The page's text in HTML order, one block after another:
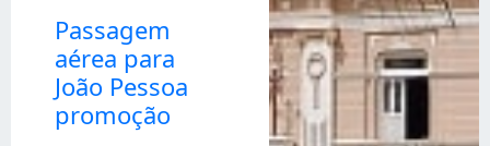
Passagem
aérea para
João Pessoa
promoção